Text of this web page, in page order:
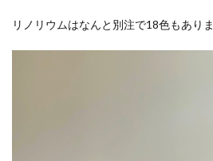
リノリウムはなんと別注で18色もあり